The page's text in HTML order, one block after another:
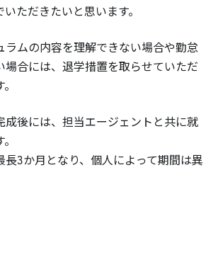
ただきたいと思います。
ラムの内容を理解できない場合や勤怠
場合には、退学措置を取らせていただ
成後には、担当エージェントと共に就
長3か月となり、個人によって期間は異